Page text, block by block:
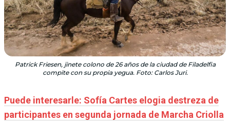
Patrick Friesen, jinete colono de 26 años de la ciudad de Filadelfia
compite con su propia yegua. Foto: Carlos Juri.
Puede interesarle: Sofía Cartes elogia destreza de
participantes en segunda jornada de Marcha Criolla